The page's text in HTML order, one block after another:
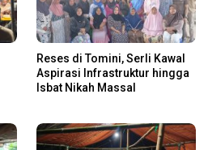
Reses di Tomini, Serli Kawal
Aspirasi Infrastruktur hingga
Isbat Nikah Massal